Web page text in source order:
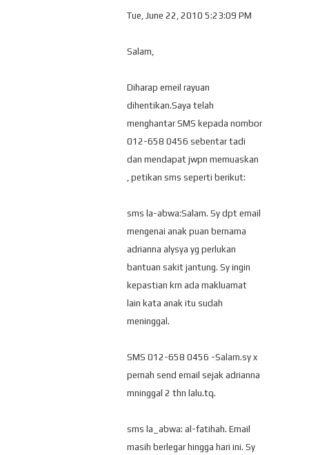
Tue, June 22, 2010 5:23:09 PM
Salam,
Diharap emeil rayuan
dihentikan.Saya telah
menghantar SMS kepada nombor
012-658 0456 sebentar tadi
dan mendapat jwpn memuaskan
, petikan sms seperti berikut:
sms la-abwa:Salam. Sy dpt email
mengenai anak puan bernama
adrianna alysya yg perlukan
bantuan sakit jantung. Sy ingin
kepastian krn ada makluamat
lain kata anak itu sudah
meninggal.
SMS 012-658 0456 -Salam.sy x
pernah send email sejak adrianna
mninggal 2 thn lalu.tq.
sms la_abwa: al-fatihah. Email
masih berlegar hingga hari ini. Sy